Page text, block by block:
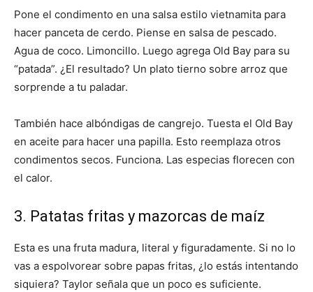
Pone el condimento en una salsa estilo vietnamita para
hacer panceta de cerdo. Piense en salsa de pescado.
Agua de coco. Limoncillo. Luego agrega Old Bay para su
“patada”. ¿El resultado? Un plato tierno sobre arroz que
sorprende a tu paladar.
También hace albóndigas de cangrejo. Tuesta el Old Bay
en aceite para hacer una papilla. Esto reemplaza otros
condimentos secos. Funciona. Las especias florecen con
el calor.
3. Patatas fritas y mazorcas de maíz
Esta es una fruta madura, literal y figuradamente. Si no lo
vas a espolvorear sobre papas fritas, ¿lo estás intentando
siquiera? Taylor señala que un poco es suficiente.